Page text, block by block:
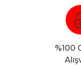
%100